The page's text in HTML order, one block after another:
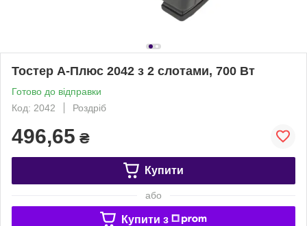
Тостер А-Плюс 2042 з 2 слотами, 700 Вт
Готово до відправки
Код: 2042
Роздріб
496,65 ₴
Купити
або
Купити з